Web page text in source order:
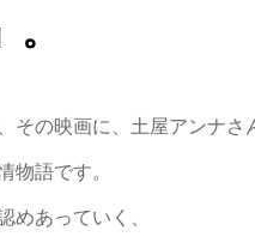
その映画に、土屋アンナさ
物語です。
めあっていく、